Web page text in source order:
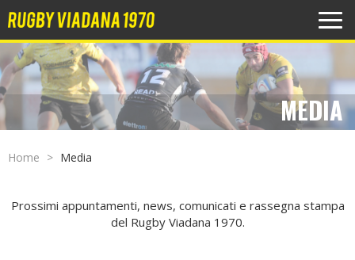
MEDIA
Home Media
Prossimi appuntamenti, news, comunicati e rassegna stampa
del Rugby Viadana 1970.